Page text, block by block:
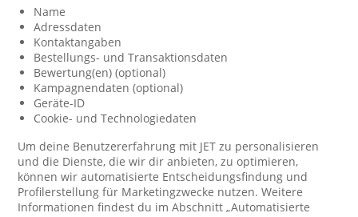
Name
Adressdaten
Kontaktangaben
Bestellungs- und Transaktionsdaten
Bewertung(en) (optional)
Kampagnendaten (optional)
Geräte-ID
Cookie- und Technologiedaten
Um deine Benutzererfahrung mit JET zu personalisieren
und die Dienste, die wir dir anbieten, zu optimieren,
können wir automatisierte Entscheidungsfindung und
Profilerstellung für Marketingzwecke nutzen. Weitere
Informationen findest du im Abschnitt „Automatisierte